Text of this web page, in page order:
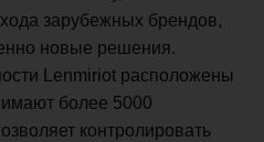
зарубежных брендов,
новые решения.
Lenmiriot расположены
более 5000
контролировать